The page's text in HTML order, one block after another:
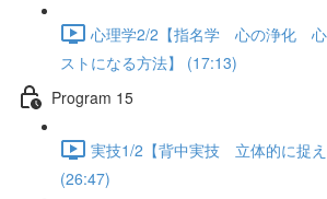
心理学2/2【指名学 心の浄化 心
ストになる方法】 (17:13)
Program 15
実技1/2【背中実技 立体的に捉
(26:47)